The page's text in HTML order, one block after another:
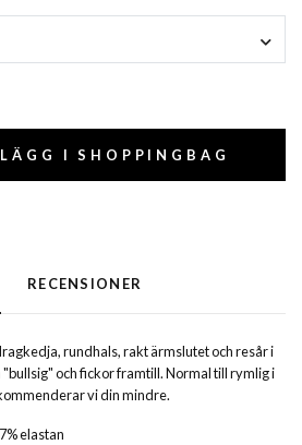
LÄGG I SHOPPINGBAG
RECENSIONER
rundhals, rakt ärmslutet och resår i
"bullsig" och fickor framtill. Normal till rymlig i
vi din mindre.
elastan